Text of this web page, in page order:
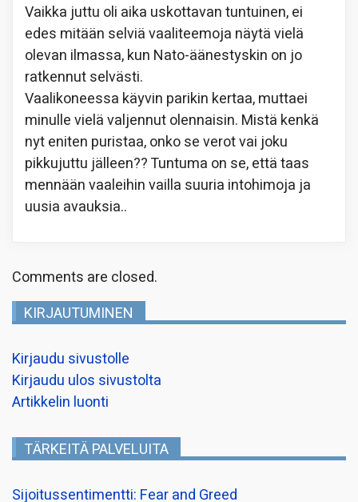
Vaikka juttu oli aika uskottavan tuntuinen, ei
edes mitään selviä vaaliteemoja näytä vielä
olevan ilmassa, kun Nato-äänestyskin on jo
ratkennut selvästi.
Vaalikoneessa käyvin parikin kertaa, muttaei
minulle vielä valjennut olennaisin. Mistä kenkä
nyt eniten puristaa, onko se verot vai joku
pikkujuttu jälleen?? Tuntuma on se, että taas
mennään vaaleihin vailla suuria intohimoja ja
uusia avauksia..
Comments are closed.
KIRJAUTUMINEN
Kirjaudu sivustolle
Kirjaudu ulos sivustolta
Artikkelin luonti
TÄRKEITÄ PALVELUITA
Sijoitussentimentti: Fear and Greed